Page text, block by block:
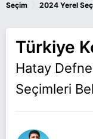
Seçim 2024 Yerel
Türkiye
Hatay
Seçimleri